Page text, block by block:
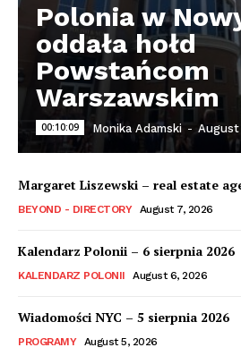
Polonia w
oddała hołd
Powstańcom
Warszawskim
00:10:09 Monika Adamski -
Margaret Liszewski – real estate
BEYOND - DIRECTORY August 7, 2026
Kalendarz Polonii – 6 sierpnia 2026
KALENDARZ POLONII August 6, 2026
Wiadomości NYC – 5 sierpnia 2026
PROGRAMY August 5, 2026